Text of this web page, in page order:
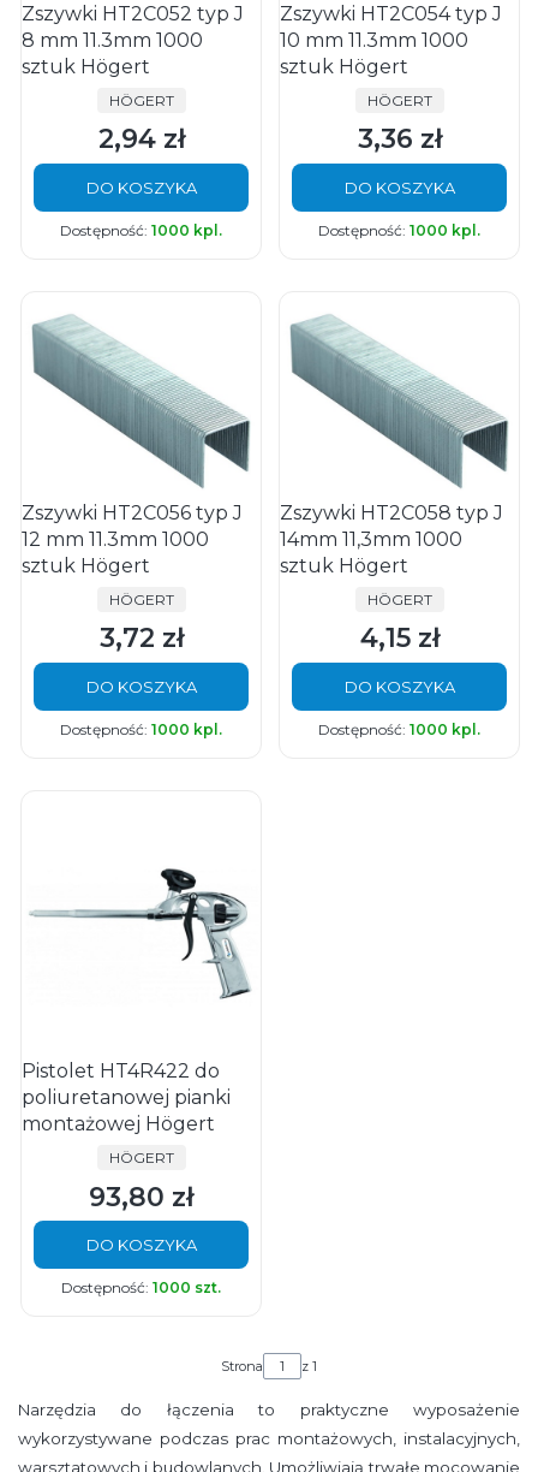
Zszywki HT2C052 typ J
8 mm 11.3mm 1000
sztuk Högert
PRODUCENT
HÖGERT
Cena
2,94 zł
DO KOSZYKA
Dostępność: 1000 kpl.
Zszywki HT2C054 typ J
10 mm 11.3mm 1000
sztuk Högert
PRODUCENT
HÖGERT
Cena
3,36 zł
DO KOSZYKA
Dostępność: 1000 kpl.
Zszywki HT2C056 typ J
12 mm 11.3mm 1000
sztuk Högert
PRODUCENT
HÖGERT
Cena
3,72 zł
DO KOSZYKA
Dostępność: 1000 kpl.
Zszywki HT2C058 typ J
14mm 11,3mm 1000
sztuk Högert
PRODUCENT
HÖGERT
Cena
4,15 zł
DO KOSZYKA
Dostępność: 1000 kpl.
Pistolet HT4R422 do
poliuretanowej pianki
montażowej Högert
PRODUCENT
HÖGERT
Cena
93,80 zł
DO KOSZYKA
Dostępność: 1000 szt.
Strona z 1
Narzędzia do łączenia to praktyczne wyposażenie
wykorzystywane podczas prac montażowych, instalacyjnych,
warsztatowych i budowlanych. Umożliwiają trwałe mocowanie